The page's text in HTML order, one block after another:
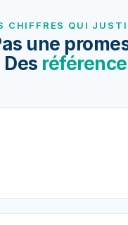
CHIFFRES QUI
une
Des